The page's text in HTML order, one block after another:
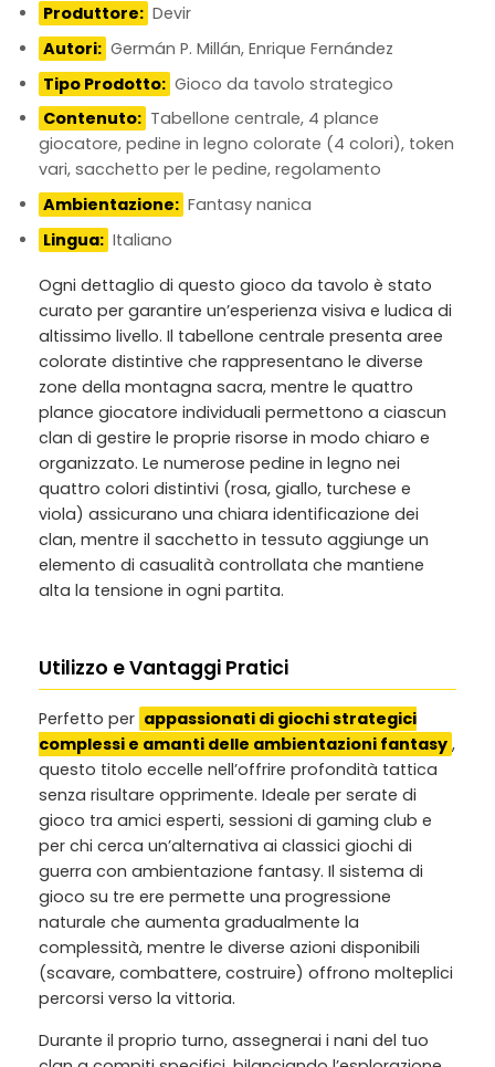
Produttore: Devir
Autori: Germán P. Millán, Enrique Fernández
Tipo Prodotto: Gioco da tavolo strategico
Contenuto: Tabellone centrale, 4 plance
giocatore, pedine in legno colorate (4 colori), token
vari, sacchetto per le pedine, regolamento
Ambientazione: Fantasy nanica
Lingua: Italiano
Ogni dettaglio di questo gioco da tavolo è stato
curato per garantire un’esperienza visiva e ludica di
altissimo livello. Il tabellone centrale presenta aree
colorate distintive che rappresentano le diverse
zone della montagna sacra, mentre le quattro
plance giocatore individuali permettono a ciascun
clan di gestire le proprie risorse in modo chiaro e
organizzato. Le numerose pedine in legno nei
quattro colori distintivi (rosa, giallo, turchese e
viola) assicurano una chiara identificazione dei
clan, mentre il sacchetto in tessuto aggiunge un
elemento di casualità controllata che mantiene
alta la tensione in ogni partita.
Utilizzo e Vantaggi Pratici
Perfetto per appassionati di giochi strategici
complessi e amanti delle ambientazioni fantasy ,
questo titolo eccelle nell’offrire profondità tattica
senza risultare opprimente. Ideale per serate di
gioco tra amici esperti, sessioni di gaming club e
per chi cerca un’alternativa ai classici giochi di
guerra con ambientazione fantasy. Il sistema di
gioco su tre ere permette una progressione
naturale che aumenta gradualmente la
complessità, mentre le diverse azioni disponibili
(scavare, combattere, costruire) offrono molteplici
percorsi verso la vittoria.
Durante il proprio turno, assegnerai i nani del tuo